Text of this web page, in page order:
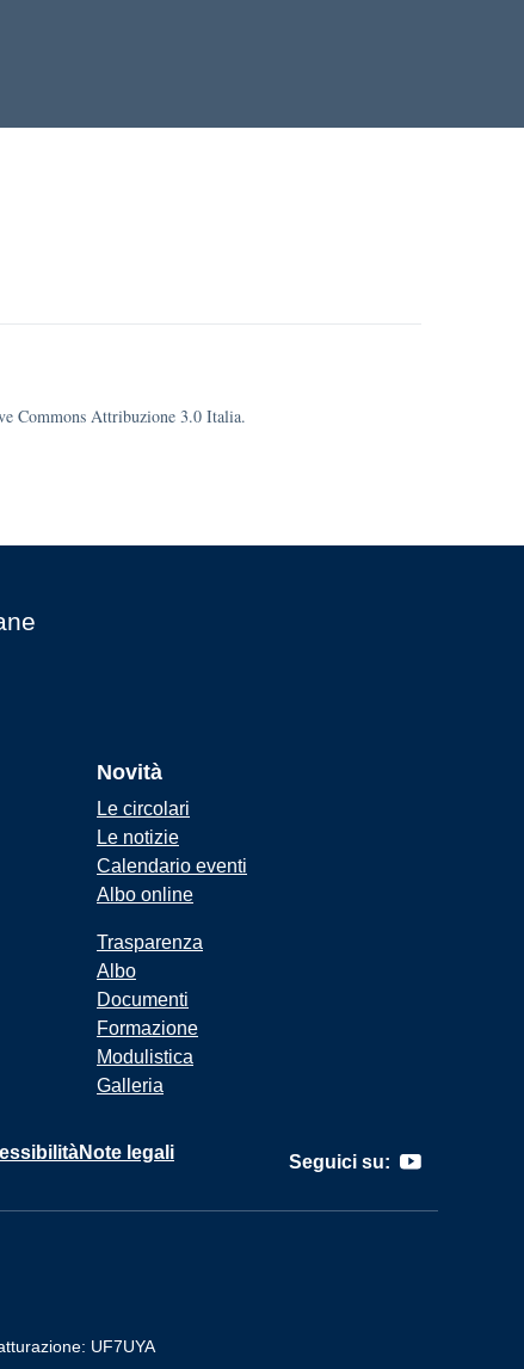
Commons Attribuzione 3.0 Italia.
Novità
Le circolari
Le notizie
Calendario eventi
Albo online
Trasparenza
Albo
Documenti
Formazione
Modulistica
Galleria
Note legali Seguici su:
UF7UYA